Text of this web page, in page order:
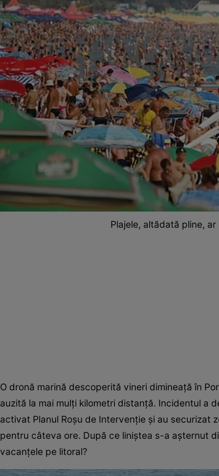
Plajele, altădată pline,
O dronă marină descoperită vineri dimineaţă în
auzită la mai mulţi kilometri distanţă. Incidentul a
activat Planul Roşu de Intervenţie şi au securizat
pentru câteva ore. După ce liniştea s-a aşternut
vacanţele pe litoral?